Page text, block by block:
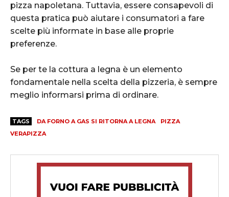
pizza napoletana. Tuttavia, essere consapevoli di
questa pratica può aiutare i consumatori a fare
scelte più informate in base alle proprie
preferenze.
Se per te la cottura a legna è un elemento
fondamentale nella scelta della pizzeria, è sempre
meglio informarsi prima di ordinare.
TAGS DA FORNO A GAS SI RITORNA A LEGNA
PIZZA
VERAPIZZA